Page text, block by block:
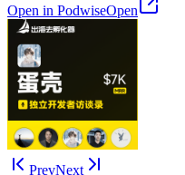
Open in PodwiseOpen
PrevNext